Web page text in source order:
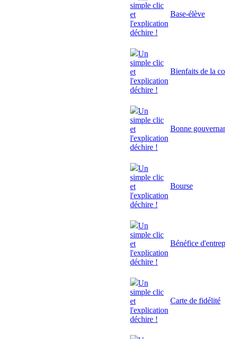
simple clic
et
l'explication
déchire !
Base-élève
Un
simple clic
et
l'explication
déchire !
Bienfaits de la
Un
simple clic
et
l'explication
déchire !
Bonne
Un
simple clic
et
l'explication
déchire !
Bourse
Un
simple clic
et
l'explication
déchire !
Bénéfice
Un
simple clic
et
l'explication
déchire !
Carte de fidélité